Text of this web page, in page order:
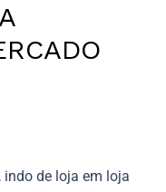
indo de loja em loja